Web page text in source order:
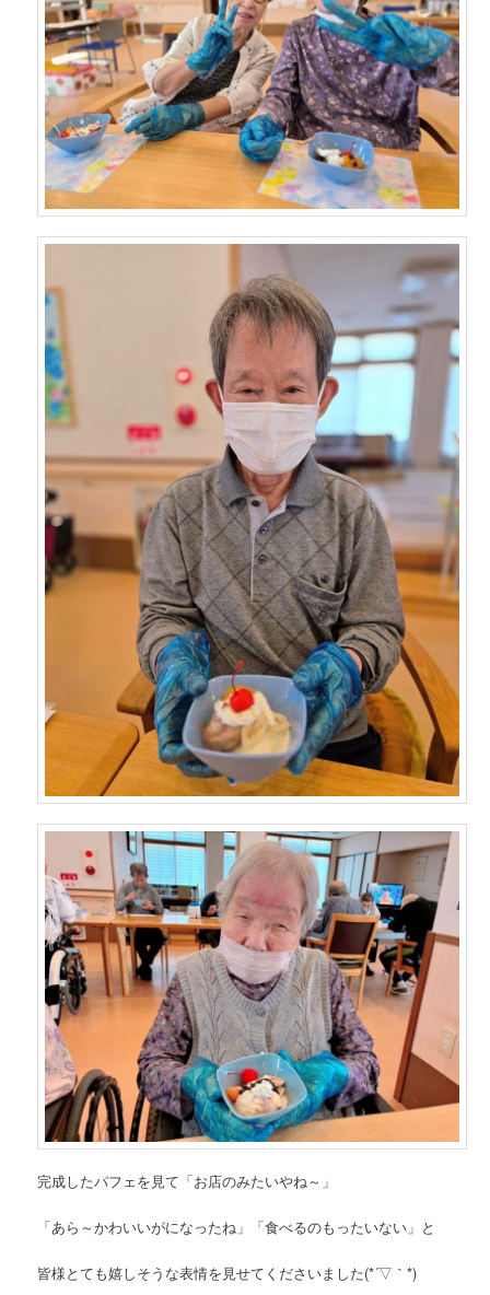
完成したパフェを見て「お店のみたいやね～」
「あら～かわいいがになったね」「食べるのもったいない」と
皆様とても嬉しそうな表情を見せてくださいました(*´▽｀*)